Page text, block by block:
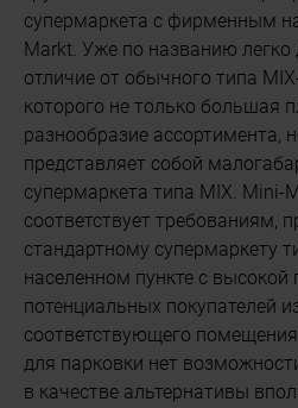
супермаркета с фирменным
Markt. Уже по названию легко
отличие от обычного типа
которого не только большая
разнообразие ассортимента,
представляет собой
супермаркета типа MIХ. Mini-
соответствует требованиям,
стандартному супермаркету
населенном пункте с высокой
потенциальных покупателей
соответствующего
для парковки нет
в качестве альтернативы